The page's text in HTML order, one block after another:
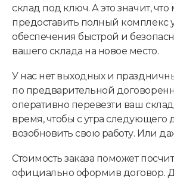
склад под ключ. А это значит, что
предоставить полный комплекс
обеспечения быстрой и
вашего склада на новое место.
У нас нет выходных и
по предварительной
оперативно перевезти ваш
время, чтобы с утра следующего
возобновить свою работу. Или
Стоимость заказа поможет
официально оформив договор.